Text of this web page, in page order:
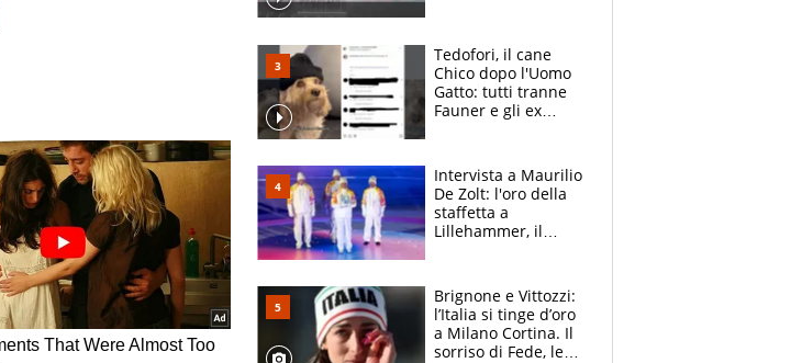
dirlo"
Tedofori, il cane
Chico dopo l'Uomo
Gatto: tutti tranne
Fauner e gli ex
polemica
Intervista a Maurilio
De Zolt: l'oro della
staffetta a
Lillehammer, il
alla Cerimonia di
Chiusura
Brignone e Vittozzi:
l’Italia si tinge d’oro
a Milano Cortina. Il
sorriso di Fede, le